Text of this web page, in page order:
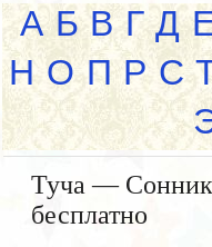
А Б В Г Д
Н О П Р С
Туча — Сонник
бесплатно